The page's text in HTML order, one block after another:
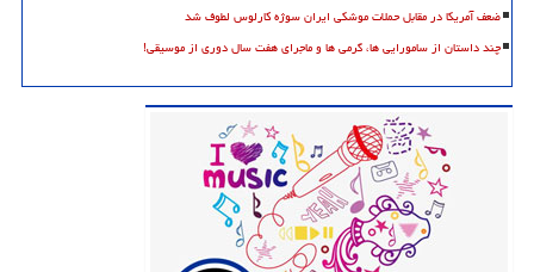
ضعف آمریکا در مقابل حملات موشکی ایران سوژه کارلوس لطوف شد
چند داستان از سامورایی ها، گرمی ها و ماجرای هفت سال دوری از موسیقی!